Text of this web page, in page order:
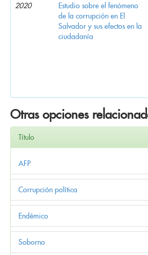
2020
Estudio sobre el fenómeno
de la corrupción en El
Salvador y sus efectos en la
ciudadanía
Otras opciones
Título
AFP
Corrupción política
Endémico
Soborno